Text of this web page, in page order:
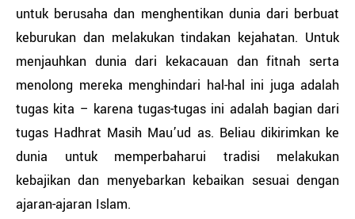
untuk berusaha dan menghentikan dunia dari berbuat
keburukan dan melakukan tindakan kejahatan. Untuk
menjauhkan dunia dari kekacauan dan fitnah serta
menolong mereka menghindari hal-hal ini juga adalah
tugas kita – karena tugas-tugas ini adalah bagian dari
tugas Hadhrat Masih Mau’ud as. Beliau dikirimkan ke
dunia untuk memperbaharui tradisi melakukan
kebajikan dan menyebarkan kebaikan sesuai dengan
ajaran-ajaran Islam.